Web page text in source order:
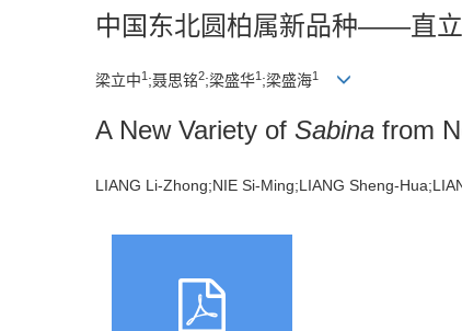
中国东北圆柏属新品种——直
梁立中1 ;聂思铭2;梁盛华1 ;梁盛海1
A New Variety of Sabina from
LIANG Li-Zhong;NIE Si-Ming;LIANG Sheng-